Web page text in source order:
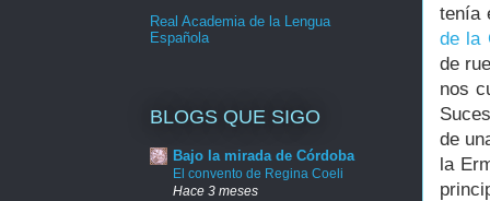
tenía
de la
de
nos
de
la
Real Academia de la Lengua
Española
BLOGS QUE SIGO
Bajo la mirada de Córdoba
El convento de Regina Coeli
Hace 3 meses